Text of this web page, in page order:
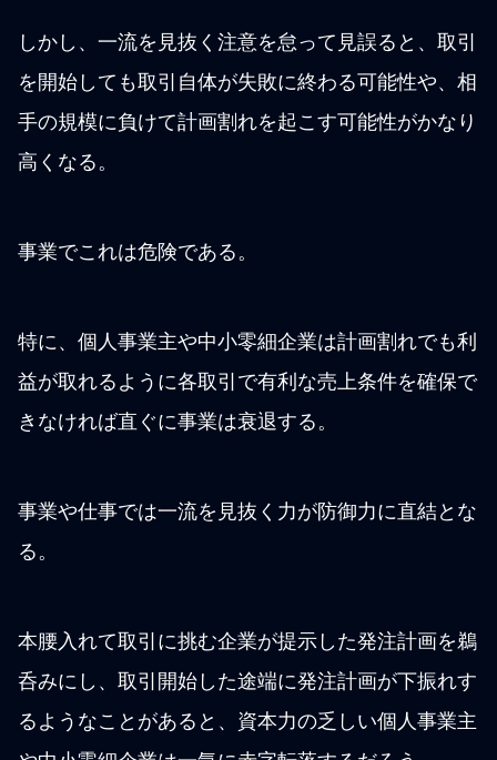
しかし、一流を見抜く注意を怠って見誤ると、取引
を開始しても取引自体が失敗に終わる可能性や、相
手の規模に負けて計画割れを起こす可能性がかなり
高くなる。
事業でこれは危険である。
特に、個人事業主や中小零細企業は計画割れでも利
益が取れるように各取引で有利な売上条件を確保で
きなければ直ぐに事業は衰退する。
事業や仕事では一流を見抜く力が防御力に直結とな
る。
本腰入れて取引に挑む企業が提示した発注計画を鵜
呑みにし、取引開始した途端に発注計画が下振れす
るようなことがあると、資本力の乏しい個人事業主